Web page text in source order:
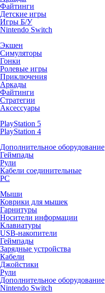
Файтинги
Детские игры
Игры Б/У
Nintendo Switch
Экшен
Симуляторы
Гонки
Ролевые игры
Приключения
Аркады
Файтинги
Стратегии
Аксессуары
PlayStation 5
PlayStation 4
Дополнительное оборудование
Геймпады
Рули
Кабели соединительные
PC
Мыши
Коврики для мышек
Гарнитуры
Носители информации
Клавиатуры
USB-накопители
Геймпады
Зарядные устройства
Кабели
Джойстики
Рули
Дополнительное оборудование
Nintendo Switch